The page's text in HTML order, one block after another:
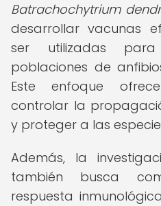
Batrachochytrium
desarrollar vacunas
ser utilizadas
poblaciones de
Este enfoque
controlar la
y proteger a las
Además, la
también busca
respuesta